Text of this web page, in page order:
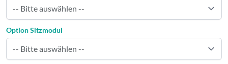
Option Sitzmodul